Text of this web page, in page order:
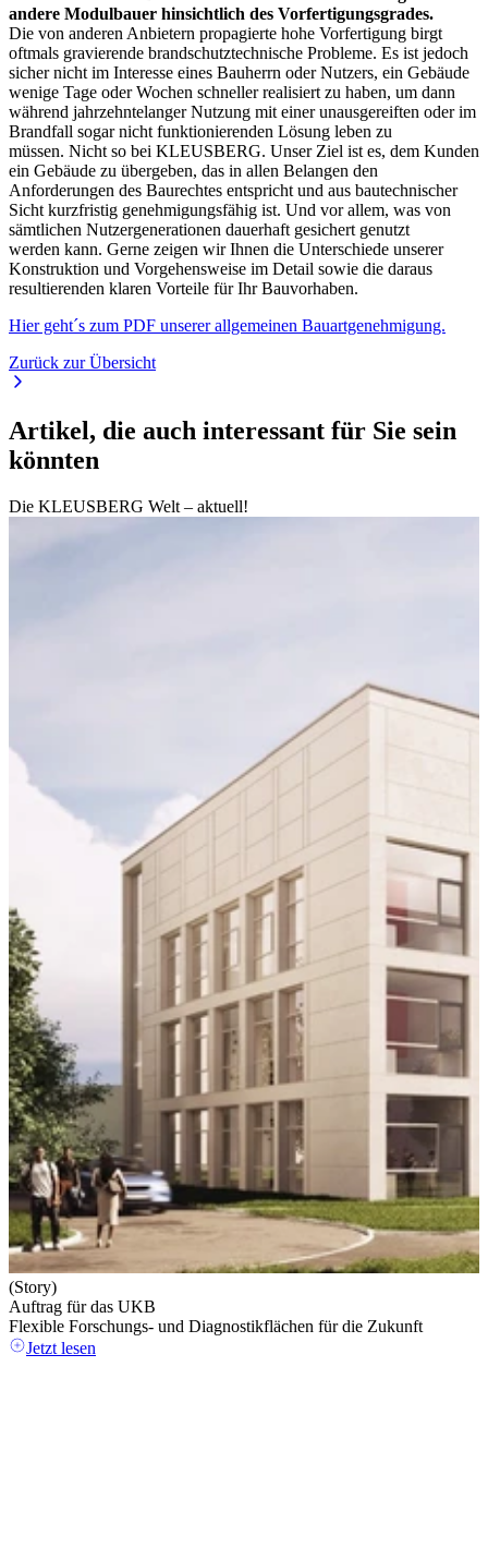
andere Modulbauer hinsichtlich des Vorfertigungsgrades.
Die von anderen Anbietern propagierte hohe Vorfertigung birgt
oftmals gravierende brandschutztechnische Probleme. Es ist jedoch
sicher nicht im Interesse eines Bauherrn oder Nutzers, ein Gebäude
wenige Tage oder Wochen schneller realisiert zu haben, um dann
während jahrzehntelanger Nutzung mit einer unausgereiften oder im
Brandfall sogar nicht funktionierenden Lösung leben zu
müssen. Nicht so bei KLEUSBERG. Unser Ziel ist es, dem Kunden
ein Gebäude zu übergeben, das in allen Belangen den
Anforderungen des Baurechtes entspricht und aus bautechnischer
Sicht kurzfristig genehmigungsfähig ist. Und vor allem, was von
sämtlichen Nutzergenerationen dauerhaft gesichert genutzt
werden kann. Gerne zeigen wir Ihnen die Unterschiede unserer
Konstruktion und Vorgehensweise im Detail sowie die daraus
resultierenden klaren Vorteile für Ihr Bauvorhaben.
Hier geht´s zum PDF unserer allgemeinen Bauartgenehmigung.
Zurück zur Übersicht
Artikel, die auch interessant für Sie sein
könnten
Die KLEUSBERG Welt – aktuell!
(Story)
Auftrag für das UKB
Flexible Forschungs- und Diagnostikflächen für die Zukunft
Jetzt lesen